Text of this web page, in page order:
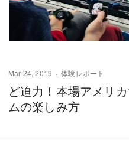
Mar 24, 2019 体験レポート
ど迫力！本場アメリ
ムの楽しみ方